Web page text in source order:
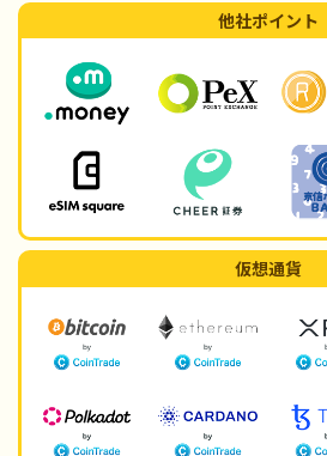
他社ポイント
仮想通貨